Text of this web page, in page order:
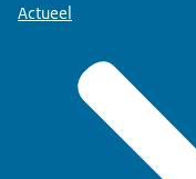
Actueel